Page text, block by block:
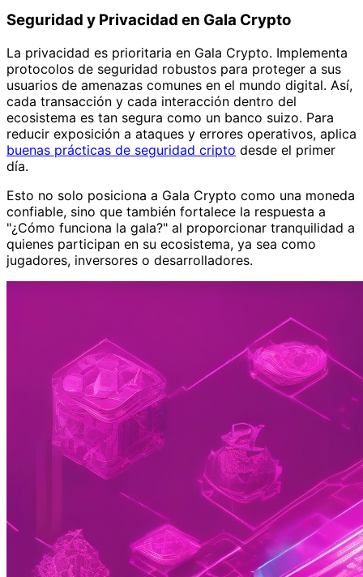
Seguridad y Privacidad en Gala Crypto
La privacidad es prioritaria en Gala Crypto. Implementa
protocolos de seguridad robustos para proteger a sus
usuarios de amenazas comunes en el mundo digital. Así,
cada transacción y cada interacción dentro del
ecosistema es tan segura como un banco suizo. Para
reducir exposición a ataques y errores operativos, aplica
buenas prácticas de seguridad cripto desde el primer
día.
Esto no solo posiciona a Gala Crypto como una moneda
confiable, sino que también fortalece la respuesta a
"¿Cómo funciona la gala?" al proporcionar tranquilidad a
quienes participan en su ecosistema, ya sea como
jugadores, inversores o desarrolladores.